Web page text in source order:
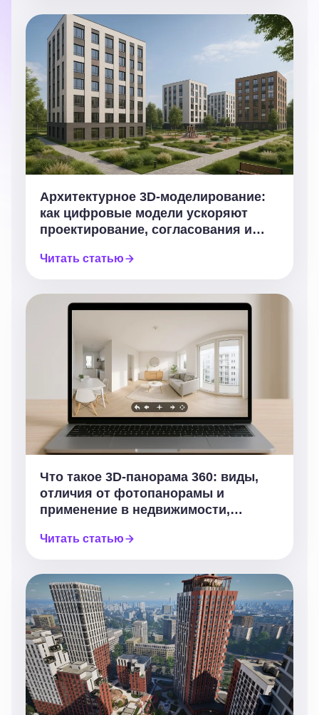
Архитектурное 3D-моделирование:
как цифровые модели ускоряют
проектирование, согласования и
Читать статью
Что такое 3D-панорама 360: виды,
отличия от фотопанорамы и
применение в недвижимости,
Читать статью